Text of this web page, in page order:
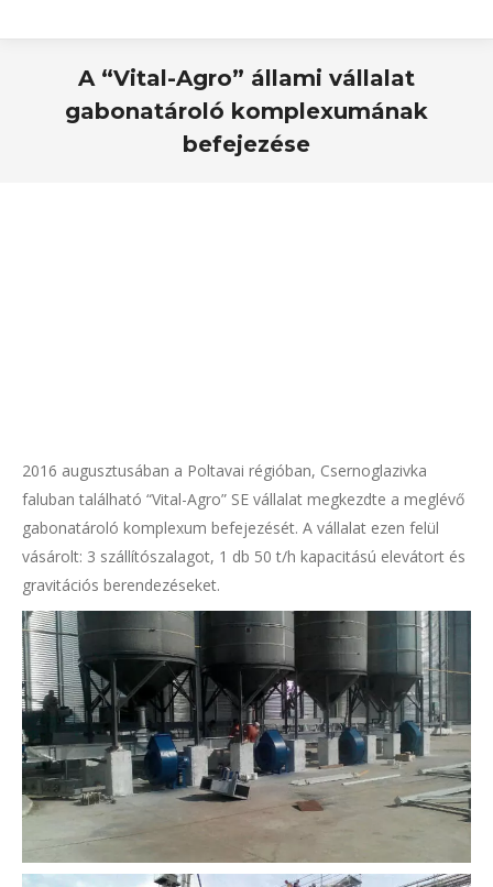
A “Vital-Agro” állami vállalat
gabonatároló komplexumának
befejezése
2016 augusztusában a Poltavai régióban, Csernoglazivka
faluban található “Vital-Agro” SE vállalat megkezdte a meglévő
gabonatároló komplexum befejezését. A vállalat ezen felül
vásárolt: 3 szállítószalagot, 1 db 50 t/h kapacitású elevátort és
gravitációs berendezéseket.